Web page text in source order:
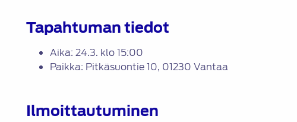
Tapahtuman tiedot
Aika: 24.3. klo 15:00
Paikka: Pitkäsuontie 10, 01230 Vantaa
Ilmoittautuminen